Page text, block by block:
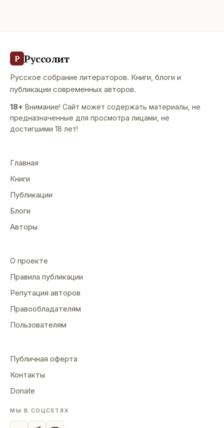
Р Руссолит
Русское собрание литераторов. Книги, блоги и
публикации современных авторов.
18+ Внимание! Сайт может содержать материалы, не
предназначенные для просмотра лицами, не
достигшими 18 лет!
Главная
Книги
Публикации
Блоги
Авторы
О проекте
Правила публикации
Репутация авторов
Правообладателям
Пользователям
Публичная оферта
Контакты
Donate
МЫ В СОЦСЕТЯХ